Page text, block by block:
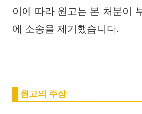
이에 따라 원고는 본 처분이
에 소송을 제기했습니다.
원고의 주장